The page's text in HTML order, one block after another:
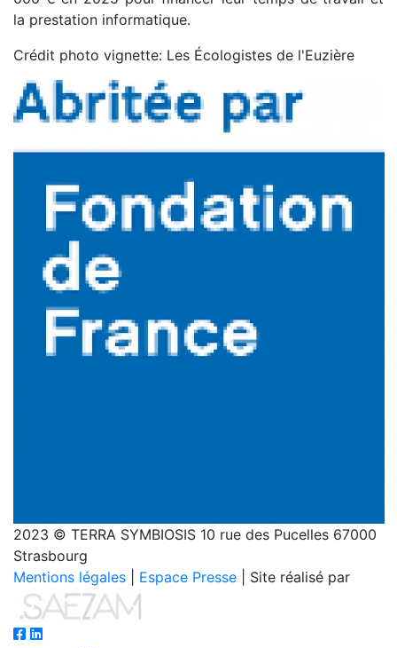
la prestation informatique.
Crédit photo vignette: Les Écologistes de l'Euzière
2023 © TERRA SYMBIOSIS 10 rue des Pucelles 67000
Strasbourg
Mentions légales
Espace Presse | Site réalisé par